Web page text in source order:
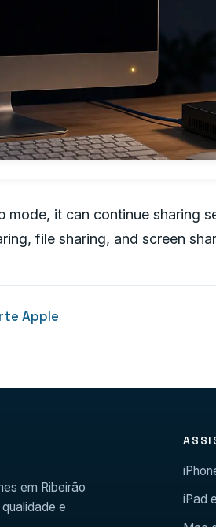
mode, it can continue sharing
file sharing, and screen
Apple
em Ribeirão
e
iPad